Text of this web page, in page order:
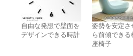
自由な発想で壁面を
デザインできる時計
姿勢を安定さ
ら前傾できる
座椅子